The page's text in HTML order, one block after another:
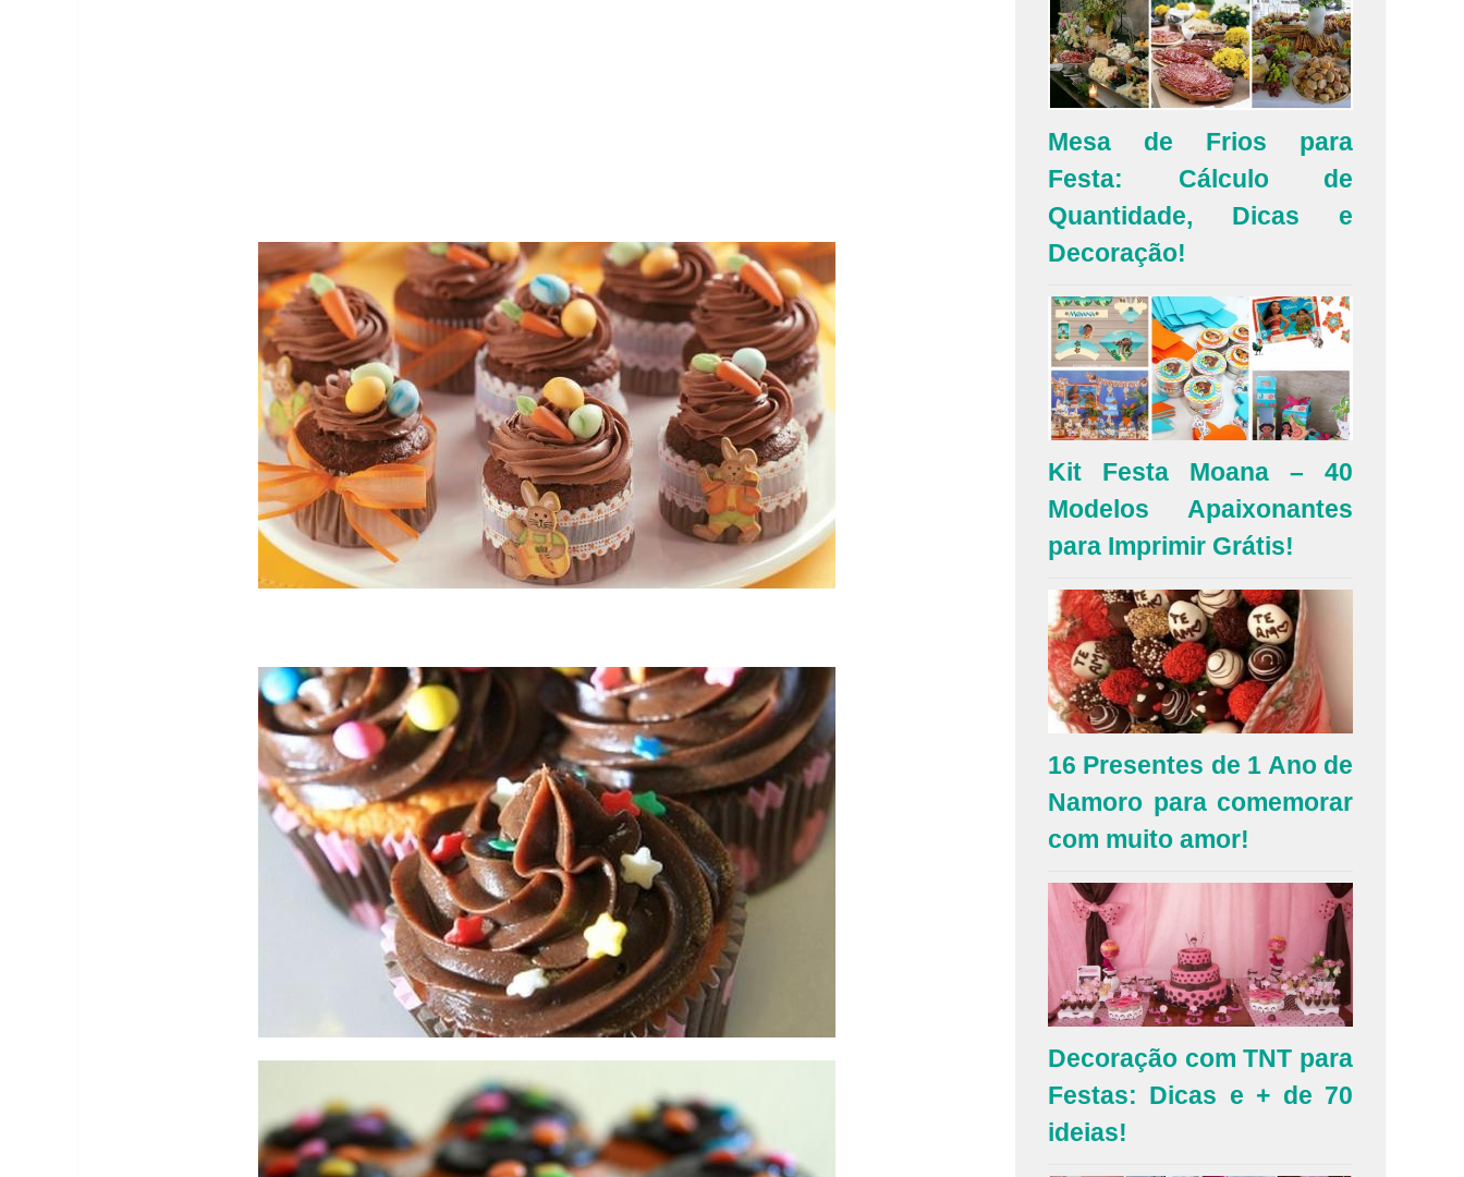
Mesa de Frios para
Festa: Cálculo de
Quantidade, Dicas e
Decoração!
Kit Festa Moana – 40
Modelos Apaixonantes
para Imprimir Grátis!
16 Presentes de 1 Ano de
Namoro para comemorar
com muito amor!
Decoração com TNT para
Festas: Dicas e + de 70
ideias!